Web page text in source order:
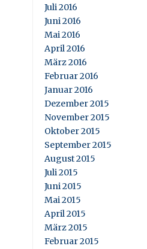
Juli 2016
Juni 2016
Mai 2016
April 2016
März 2016
Februar 2016
Januar 2016
Dezember 2015
November 2015
Oktober 2015
September 2015
August 2015
Juli 2015
Juni 2015
Mai 2015
April 2015
März 2015
Februar 2015